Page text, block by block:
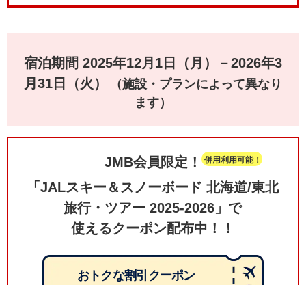
宿泊期間 2025年12月1日（月）－2026年3
月31日（火）
（施設・プランによって異なり
ます）
JMB会員限定！ 併用利用可能！
「JALスキー＆スノーボード 北海道/東北
旅行・ツアー 2025-2026」で
使えるクーポン配布中！！
おトクな割引クーポン